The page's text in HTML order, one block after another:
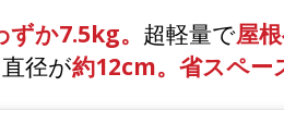
か7.5kg。 超軽量で屋
径が約12cm。省スペー